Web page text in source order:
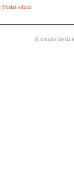
| Poslat odkaz
K tomuto zboží